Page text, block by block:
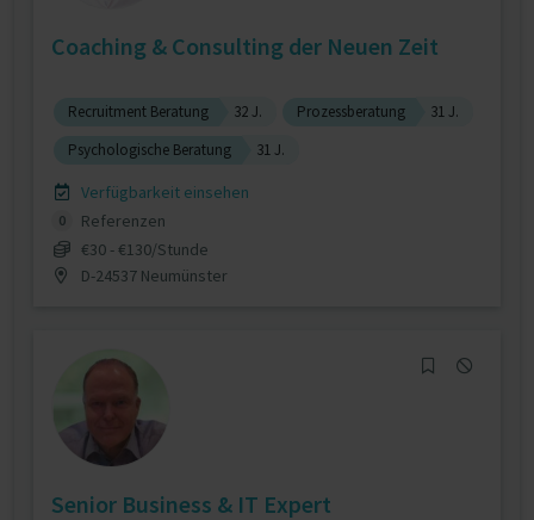
Coaching & Consulting der Neuen Zeit
Recruitment Beratung 32 J. Prozessberatung
31 J.
Psychologische Beratung
31 J.
Verfügbarkeit einsehen
0
Referenzen
€30 - €130/Stunde
D-24537 Neumünster
Senior Business & IT Expert